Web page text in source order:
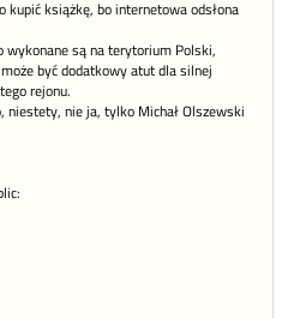
książkę, bo internetowa odsłona
są na terytorium Polski,
być dodatkowy atut dla silnej
rejonu.
nie ja, tylko Michał Olszewski